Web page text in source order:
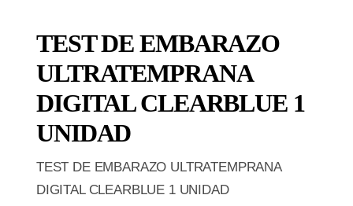
TEST DE EMBARAZO
ULTRATEMPRANA
DIGITAL CLEARBLUE 1
UNIDAD
TEST DE EMBARAZO ULTRATEMPRANA
DIGITAL CLEARBLUE 1 UNIDAD